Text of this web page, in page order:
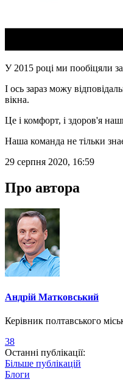
У 2015 році ми пообіцяли
І ось зараз можу
вікна.
Це і комфорт, і здоров'я
Наша команда не тільки
29 серпня 2020, 16:59
Про автора
Андрій Матковський
Керівник полтавського
38
Останні публікації:
Більше публікацій
Блоги